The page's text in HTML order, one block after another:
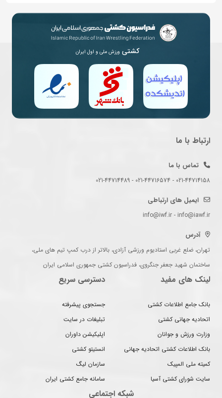
کشتی ورزش ملی و اول ایران
ارتباط با ما
تماس با ما
021-44714158 - 021-44716574 - 021-44714489
ایمیل های ارتباطی
info@iwf.ir - info@iawf.ir
آدرس
تهران، ضلع غربی استادیوم ورزشی آزادی، بالاتر از درب کمپ تیم های ملی،
ساختمان شهید جعفر جنگروی، فدراسیون کشتی جمهوری اسلامی ایران
لینک های مفید
بانک جامع اطلاعات کشتی
اتحادیه جهانی کشتی
وزارت ورزش و جوانان
بانک اطلاعات کشتی اتحادیه جهانی
کمیته ملی المپیک
سایت شورای کشتی آسیا
دسترسی سریع
جستجوی پیشرفته
تبلیغات در سایت
اپلیکیشن داوران
انستیتو کشتی
سازمان لیگ
سامانه جامع کشتی ایران
شبکه اجتماعی